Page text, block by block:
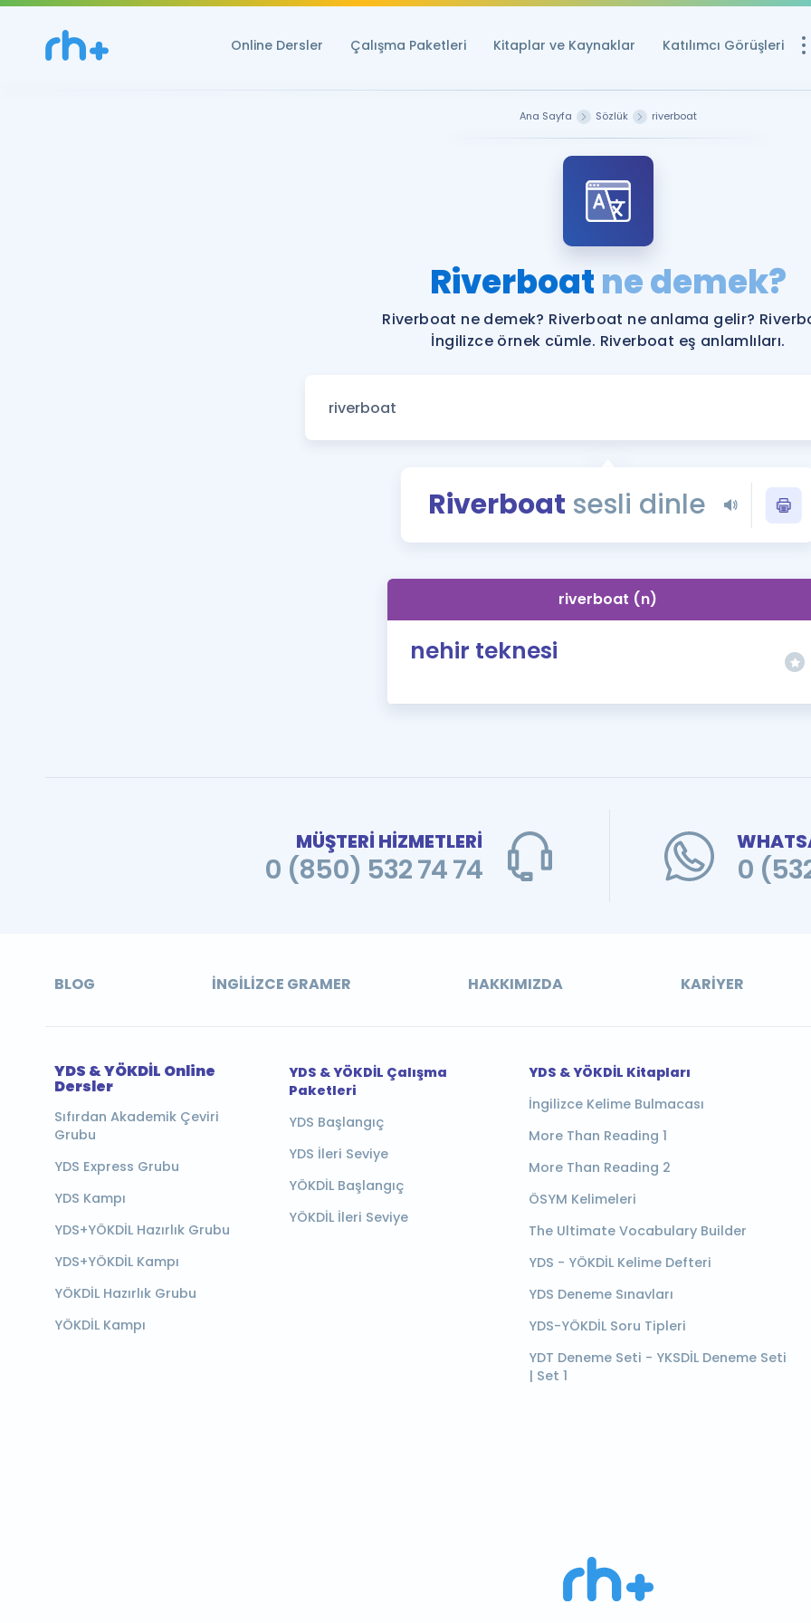
Online Dersler Çalışma Paketleri Kitaplar ve Kaynaklar Katılımcı Görüşleri
YDS ve YÖKDİL
YDS ve YÖKDİL'e
Tüm ÖSYM
YDS - YÖKDİL
İngilizce Gramer
Ana Sayfa Sözlük riverboat
Riverboatne demek?
Riverboat ne demek? Riverboat ne anlama gelir?
İngilizce örnek cümle. Riverboat eş anlamlıları.
Riverboat sesli dinle
riverboat (n)
nehir teknesi
MÜŞTERİ HİZMETLERİ
0 (850) 532 74 74 0
BLOG İNGILIZCE GRAMER HAKKIMIZDA KARIYER
YDS & YÖKDİL Online
Dersler
Sıfırdan Akademik Çeviri
Grubu
YDS Express Grubu
YDS Kampı
YDS+YÖKDİL Hazırlık Grubu
YDS+YÖKDİL Kampı
YÖKDİL Hazırlık Grubu
YÖKDİL Kampı
YDS & YÖKDİL Çalışma
Paketleri
YDS Başlangıç
YDS İleri Seviye
YÖKDİL Başlangıç
YÖKDİL İleri Seviye
YDS & YÖKDİL Kitapları
İngilizce Kelime Bulmacası
More Than Reading 1
More Than Reading 2
ÖSYM Kelimeleri
The Ultimate Vocabulary Builder
YDS - YÖKDİL Kelime Defteri
YDS Deneme Sınavları
YDS-YÖKDİL Soru Tipleri
YDT Deneme Seti - YKSDİL Deneme Seti
| Set 1